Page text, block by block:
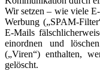
Wir setzen – wie viele
Werbung („SPAM-
E-Mails
einordnen und
(„Viren“) enthalten,
gelöscht.